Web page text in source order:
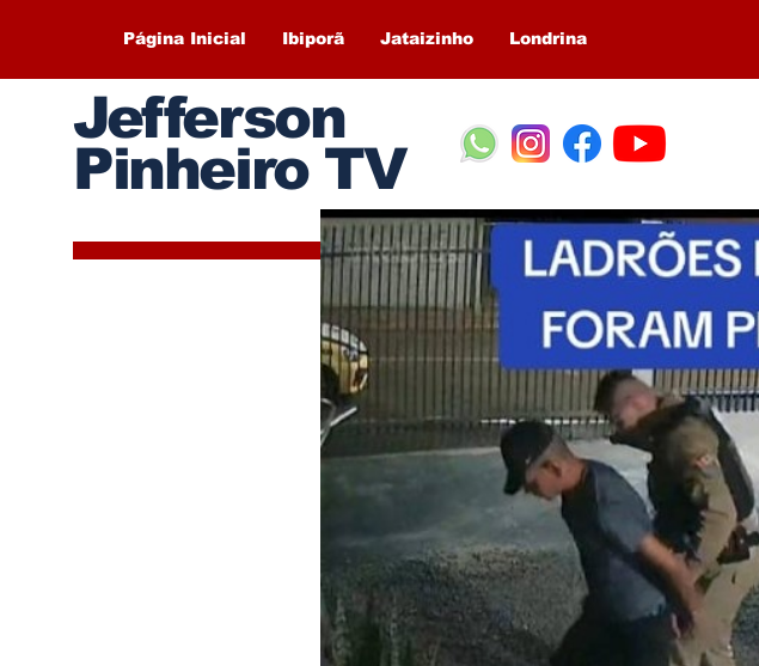
Página Inicial Ibiporã Jataizinho Londrina
Jefferson
Pinheiro TV